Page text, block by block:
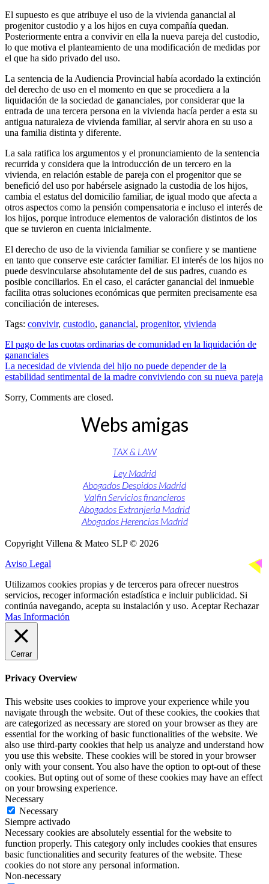
El supuesto es que atribuye el uso de la vivienda ganancial al
progenitor custodio y a los hijos en cuya compañía quedan.
Posteriormente entra a convivir en ella la nueva pareja del custodio,
lo que motiva el planteamiento de una modificación de medidas por
el que ha sido privado del uso.
La sentencia de la Audiencia Provincial había acordado la extinción
del derecho de uso en el momento en que se procediera a la
liquidación de la sociedad de gananciales, por considerar que la
entrada de una tercera persona en la vivienda hacía perder a esta su
antigua naturaleza de vivienda familiar, al servir ahora en su uso a
una familia distinta y diferente.
La sala ratifica los argumentos y el pronunciamiento de la sentencia
recurrida y considera que la introducción de un tercero en la
vivienda, en relación estable de pareja con el progenitor que se
benefició del uso por habérsele asignado la custodia de los hijos,
cambia el estatus del domicilio familiar, de igual modo que afecta a
otros aspectos como la pensión compensatoria e incluso el interés de
los hijos, porque introduce elementos de valoración distintos de los
que se tuvieron en cuenta inicialmente.
El derecho de uso de la vivienda familiar se confiere y se mantiene
en tanto que conserve este carácter familiar. El interés de los hijos no
puede desvincularse absolutamente del de sus padres, cuando es
posible conciliarlos. En el caso, el carácter ganancial del inmueble
facilita otras soluciones económicas que permiten precisamente esa
conciliación de intereses.
Tags: convivir, custodio, ganancial, progenitor, vivienda
El pago de las cuotas ordinarias de comunidad en la liquidación de
gananciales
La necesidad de vivienda del hijo no puede depender de la
estabilidad sentimental de la madre conviviendo con su nueva pareja
Sorry, Comments are closed.
Webs amigas
TAX & LAW
Ley Madrid
Abogados Despidos Madrid
Valfin Servicios financieros
Abogados Extranjeria Madrid
Abogados Herencias Madrid
Copyright Villena & Mateo SLP © 2026
Aviso Legal
Utilizamos cookies propias y de terceros para ofrecer nuestros
servicios, recoger información estadística e incluir publicidad. Si
continúa navegando, acepta su instalación y uso. Aceptar Rechazar
Mas Información
Cerrar
Privacy Overview
This website uses cookies to improve your experience while you
navigate through the website. Out of these cookies, the cookies that
are categorized as necessary are stored on your browser as they are
essential for the working of basic functionalities of the website. We
also use third-party cookies that help us analyze and understand how
you use this website. These cookies will be stored in your browser
only with your consent. You also have the option to opt-out of these
cookies. But opting out of some of these cookies may have an effect
on your browsing experience.
Necessary
Necessary
Siempre activado
Necessary cookies are absolutely essential for the website to
function properly. This category only includes cookies that ensures
basic functionalities and security features of the website. These
cookies do not store any personal information.
Non-necessary